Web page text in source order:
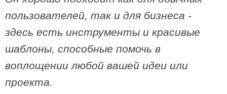
пользователей, так и для бизнеса -
здесь есть инструменты и красивые
шаблоны, способные помочь в
воплощении любой вашей идеи или
проекта.